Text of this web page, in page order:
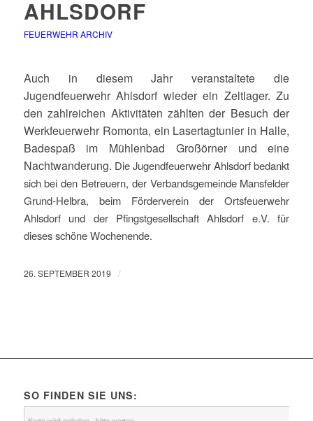
AHLSDORF
FEUERWEHR ARCHIV
Auch in diesem Jahr veranstaltete die
Jugendfeuerwehr Ahlsdorf wieder ein Zeltlager. Zu
den zahlreichen Aktivitäten zählten der Besuch der
Werkfeuerwehr Romonta, ein Lasertagtunier in Halle,
Badespaß im Mühlenbad Großörner und eine
Nachtwanderung. Die Jugendfeuerwehr Ahlsdorf bedankt
sich bei den Betreuern, der Verbandsgemeinde Mansfelder
Grund-Helbra, beim Förderverein der Ortsfeuerwehr
Ahlsdorf und der Pfingstgesellschaft Ahlsdorf e.V. für
dieses schöne Wochenende.
26. SEPTEMBER 2019 /
SO FINDEN SIE UNS: